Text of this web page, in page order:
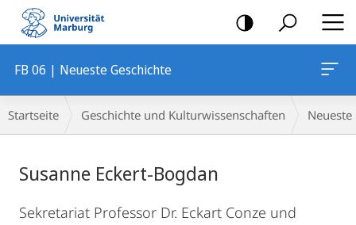
Mobile-
Navigation
FB 06 | Neueste Geschichte
Breadcrumb-
Navigation
Startseite Geschichte und Kulturwissenschaften Neueste
Susanne Eckert-Bogdan
Sekretariat Professor Dr. Eckart Conze und